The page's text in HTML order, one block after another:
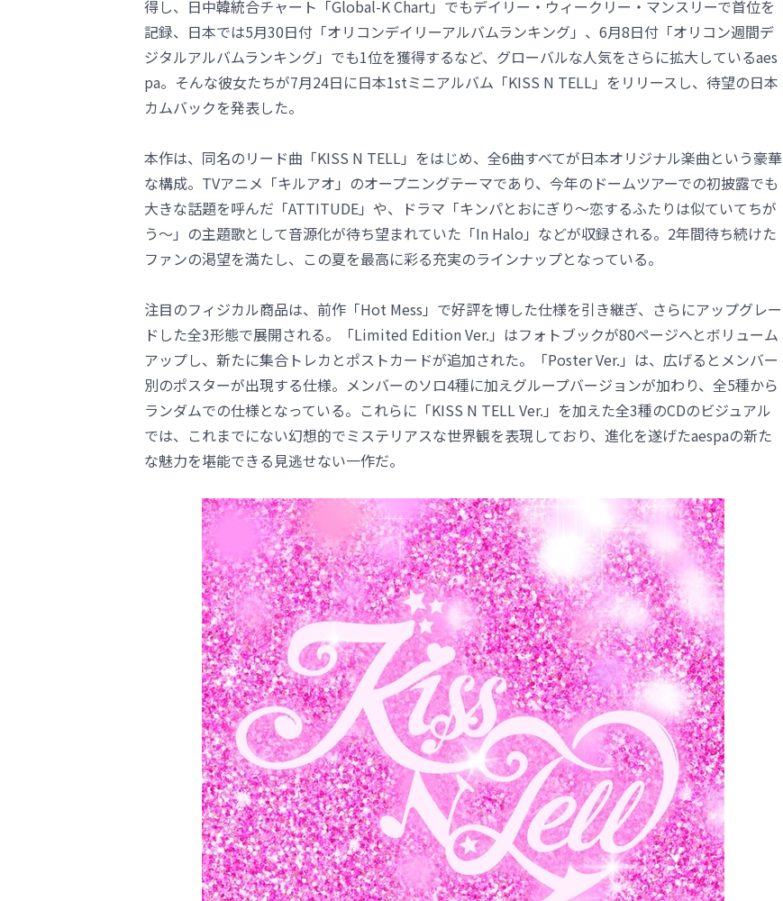
得し、日中韓統合チャート「Global-K Chart」でもデイリー・ウィークリー・マンスリーで首位を
記録、日本では5月30日付「オリコンデイリーアルバムランキング」、6月8日付「オリコン週間デ
ジタルアルバムランキング」でも1位を獲得するなど、グローバルな人気をさらに拡大しているaes
pa。そんな彼女たちが7月24日に日本1stミニアルバム「KISS N TELL」をリリースし、待望の日本
カムバックを発表した。
本作は、同名のリード曲「KISS N TELL」をはじめ、全6曲すべてが日本オリジナル楽曲という豪華
な構成。TVアニメ「キルアオ」のオープニングテーマであり、今年のドームツアーでの初披露でも
大きな話題を呼んだ「ATTITUDE」や、ドラマ「キンパとおにぎり～恋するふたりは似ていてちが
う～」の主題歌として音源化が待ち望まれていた「In Halo」などが収録される。2年間待ち続けた
ファンの渇望を満たし、この夏を最高に彩る充実のラインナップとなっている。
注目のフィジカル商品は、前作「Hot Mess」で好評を博した仕様を引き継ぎ、さらにアップグレー
ドした全3形態で展開される。「Limited Edition Ver.」はフォトブックが80ページへとボリューム
アップし、新たに集合トレカとポストカードが追加された。「Poster Ver.」は、広げるとメンバー
別のポスターが出現する仕様。メンバーのソロ4種に加えグループバージョンが加わり、全5種から
ランダムでの仕様となっている。これらに「KISS N TELL Ver.」を加えた全3種のCDのビジュアル
では、これまでにない幻想的でミステリアスな世界観を表現しており、進化を遂げたaespaの新た
な魅力を堪能できる見逃せない一作だ。